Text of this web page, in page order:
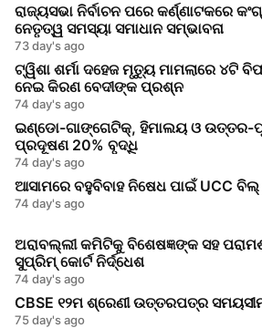
ରାଜ୍ୟସଭା ନିର୍ବାଚନ ପରେ କର୍ଣ୍ଣାଟକରେ
ନେତୃତ୍ୱ ସମସ୍ୟା ସମାଧାନ ସମ୍ଭାବନା
73 day's ago
ଟ୍ୱିଶା ଶର୍ମା ଦହେଜ ମୃତ୍ୟୁ ମାମଲାରେ ୪ଟି
ନେଇ କିରଣ ବେଦୀଙ୍କ ପ୍ରଶ୍ନ
74 day's ago
ଇଣ୍ଡୋ-ଗାଙ୍ଗେଟିକ୍, ହିମାଲୟ ଓ ଉତ୍ତର-
ପ୍ରଦୂଷଣ 20% ବୃଦ୍ଧି
74 day's ago
ଆସାମରେ ବହୁବିବାହ ନିଷେଧ ପାଇଁ UCC
74 day's ago
ଅରାବଲ୍ଲୀ କମିଟିକୁ ବିଶେଷଜ୍ଞଙ୍କ ସହ
ସୁପ୍ରିମ୍‌ କୋର୍ଟ ନିର୍ଦ୍ଧେଶ
74 day's ago
CBSE ୧୨ମ ଶ୍ରେଣୀ ଉତ୍ତରପତ୍ର
75 day's ago